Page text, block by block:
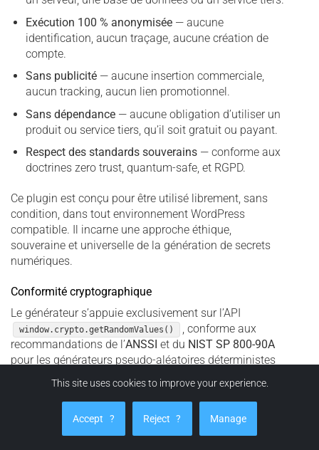
Exécution 100 % anonymisée— aucune
identification, aucun traçage, aucune création de
compte.
Sans publicité— aucune insertion commerciale,
aucun tracking, aucun lien promotionnel.
Sans dépendance— aucune obligation d’utiliser un
produit ou service tiers, qu’il soit gratuit ou payant.
Respect des standards souverains— conforme aux
doctrines zero trust, quantum-safe, et RGPD.
Ce plugin est conçu pour être utilisé librement, sans
condition, dans tout environnement WordPress
compatible. Il incarne une approche éthique,
souveraine et universelle de la génération de secrets
numériques.
Conformité cryptographique
Le générateur s’appuie exclusivement sur l’API
window.crypto.getRandomValues()
, conforme aux
recommandations de l’ANSSI et du NIST SP 800-90A
pour les générateurs pseudo-aléatoires déterministes
(DRBG). Cette approche garantit une entropie certifiable
sans dépendre de bibliothèques externes ni de sources
non auditées.
This site uses cookies to improve your experience.
Accept ? Reject ? Manage